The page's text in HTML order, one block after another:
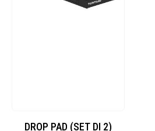
DROP PAD (SET DI 2)